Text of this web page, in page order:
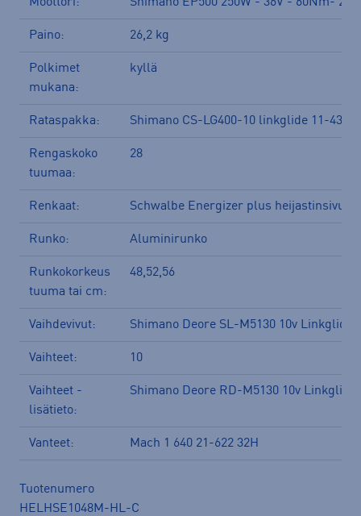
Paino: 26,2 kg
Polkimet
mukana:
kyllä
Rataspakka: Shimano CS-LG400-10 linkglide 11-43T
Rengaskoko
tuumaa:
28
Renkaat: Schwalbe Energizer plus heijastinsivulla
Runko: Aluminirunko
Runkokorkeus
tuuma tai cm:
48,52,56
Vaihdevivut: Shimano Deore SL-M5130 10v Linkglide
Vaihteet: 10
Vaihteet -
lisätieto:
Shimano Deore RD-M5130 10v Linkglide
Vanteet: Mach 1 640 21-622 32H
Tuotenumero
HELHSE1048M-HL-C